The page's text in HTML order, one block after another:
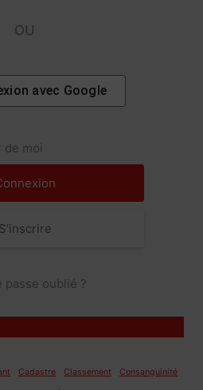
OU
avec Google
de moi
S’inscrire
passe oublié ?
Cadastre Classement Consanguinité